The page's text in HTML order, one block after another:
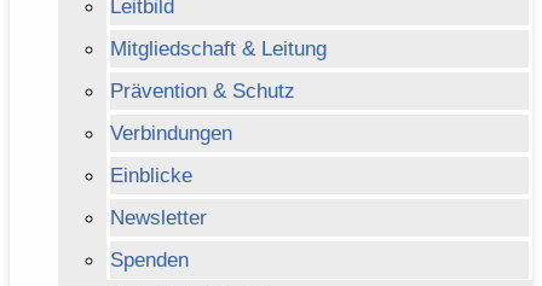
Leitbild
Mitgliedschaft & Leitung
Prävention & Schutz
Verbindungen
Einblicke
Newsletter
Spenden